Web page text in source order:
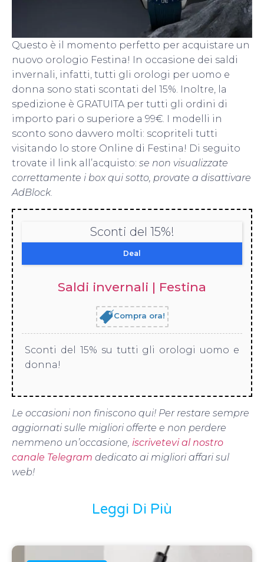
Questo è il momento perfetto per acquistare un
nuovo orologio Festina! In occasione dei saldi
invernali, infatti, tutti gli orologi per uomo e
donna sono stati scontati del 15%. Inoltre, la
spedizione è GRATUITA per tutti gli ordini di
importo pari o superiore a 99€. I modelli in
sconto sono davvero molti: scopriteli tutti
visitando lo store Online di Festina! Di seguito
trovate il link all’acquisto: se non visualizzate
correttamente i box qui sotto, provate a disattivare
AdBlock.
Sconti del 15%!
Deal
Saldi invernali | Festina
Compra ora!
Sconti del 15% su tutti gli orologi uomo e
donna!
Le occasioni non finiscono qui! Per restare sempre
aggiornati sulle migliori offerte e non perdere
nemmeno un’occasione, iscrivetevi al nostro
canale Telegram dedicato ai migliori affari sul
web!
Leggi Di Più